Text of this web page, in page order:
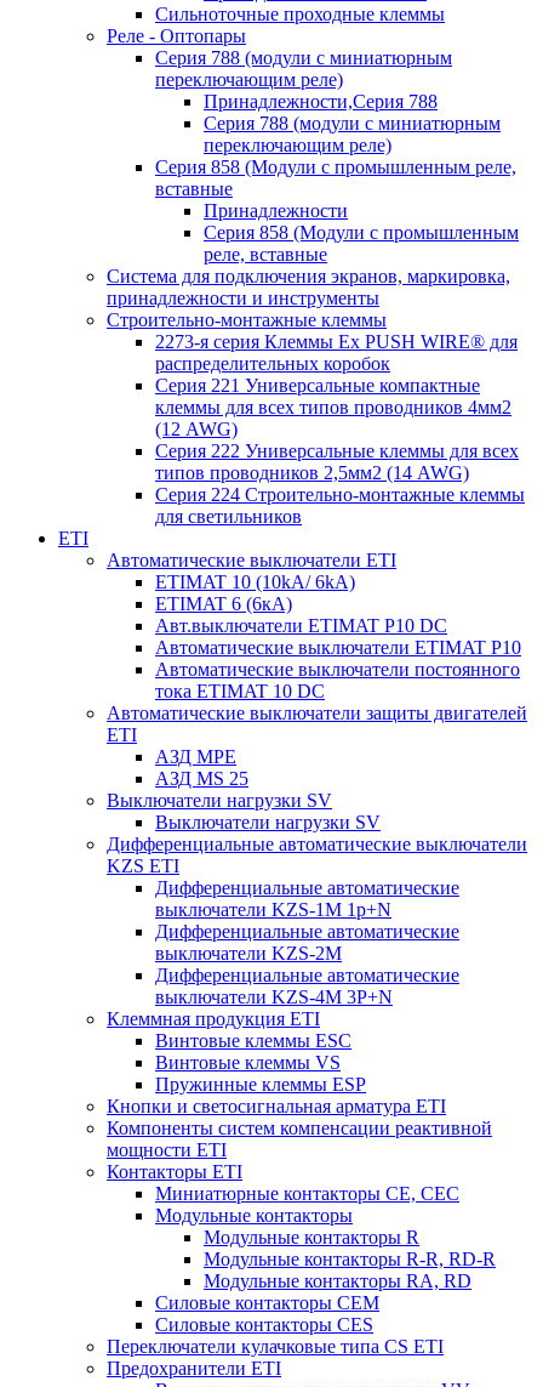
Сильноточные проходные клеммы
Реле - Оптопары
Серия 788 (модули с миниатюрным
переключающим реле)
Принадлежности,Серия 788
Серия 788 (модули с миниатюрным
переключающим реле)
Серия 858 (Модули с промышленным реле,
вставные
Принадлежности
Серия 858 (Модули с промышленным
реле, вставные
Система для подключения экранов, маркировка,
принадлежности и инструменты
Строительно-монтажные клеммы
2273-я серия Клеммы Ex PUSH WIRE® для
распределительных коробок
Серия 221 Универсальные компактные
клеммы для всех типов проводников 4мм2
(12 AWG)
Серия 222 Универсальные клеммы для всех
типов проводников 2,5мм2 (14 AWG)
Серия 224 Строительно-монтажные клеммы
для светильников
ETI
Автоматические выключатели ETI
ETIMAT 10 (10kA/ 6kA)
ETIMAT 6 (6кА)
Авт.выключатели ETIMAT P10 DC
Автоматические выключатели ETIMAT P10
Автоматические выключатели постоянного
тока ETIMAT 10 DC
Автоматические выключатели защиты двигателей
ETI
АЗД MPE
АЗД MS 25
Выключатели нагрузки SV
Выключатели нагрузки SV
Дифференциальные автоматические выключатели
KZS ETI
Дифференциальные автоматические
выключатели KZS-1M 1p+N
Дифференциальные автоматические
выключатели KZS-2M
Дифференциальные автоматические
выключатели KZS-4M 3P+N
Клеммная продукция ETI
Винтовые клеммы ESC
Винтовые клеммы VS
Пружинные клеммы ESP
Кнопки и светосигнальная арматура ETI
Компоненты систем компенсации реактивной
мощности ETI
Контакторы ETI
Миниатюрные контакторы CE, CEC
Модульные контакторы
Модульные контакторы R
Модульные контакторы R-R, RD-R
Модульные контакторы RA, RD
Силовые контакторы CEM
Силовые контакторы CES
Переключатели кулачковые типа CS ETI
Предохранители ETI